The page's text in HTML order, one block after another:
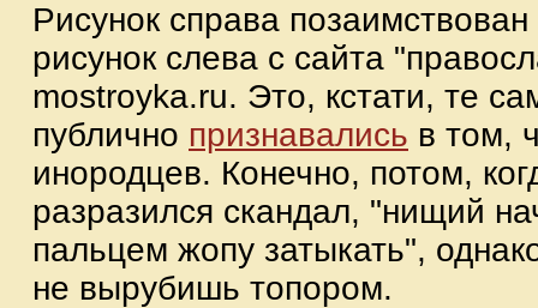
Рисунок справа
рисунок слева с сайта
mostroyka.ru. Это, кстати, те
публично признавались в том,
инородцев. Конечно, потом,
разразился скандал, "нищий
пальцем жопу затыкать",
не вырубишь топором.